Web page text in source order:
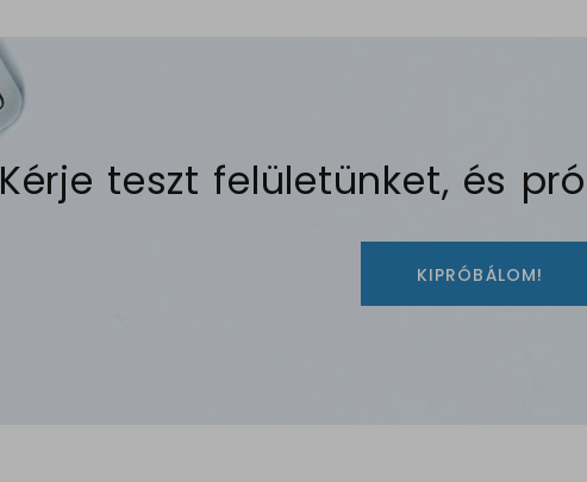
Kérje teszt felületünket, és
KIPRÓBÁLOM!